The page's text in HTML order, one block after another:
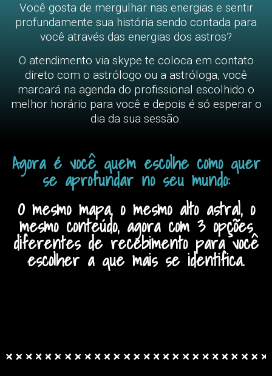
Você gosta de mergulhar nas energias e sentir
profundamente sua história sendo contada para
você através das energias dos astros?
O atendimento via skype te coloca em contato
direto com o astrólogo ou a astróloga, você
marcará na agenda do profissional escolhido o
melhor horário para você e depois é só esperar o
dia da sua sessão.
Agora é você quem escolhe como quer
se aprofundar no seu mundo:
O mesmo mapa, o mesmo alto astral, o
mesmo conteúdo, agora com 3 opções
diferentes de recebimento para você
escolher a que mais se identifica.